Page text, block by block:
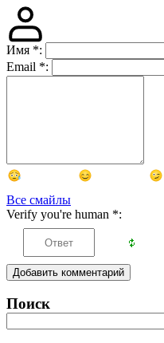
Имя *:
Email *:
Все смайлы
Verify you're human *:
Добавить комментарий
Поиск